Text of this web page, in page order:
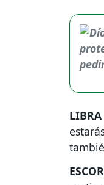
LIBRA